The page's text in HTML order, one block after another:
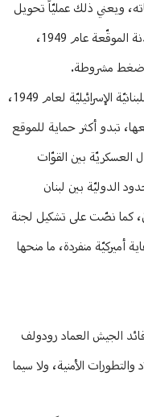
ويعني ذلك عمليّاً تحويل
الاحتلال من خرق للقانون الدوليّ، واتفاقيّة الهدنة الموقّعة عام 1949،
وفي مقارنة بين "اتفاق الإطار" واتفاقيّة الهدنة اللبنانيّة الإسرائيليّة لعام 1949،
تبدو أكثر حماية للموقع
العسكريّة بين القوّات
الدوليّة بين لبنان
كما نصّت على تشكيل لجنة
أميركيّة منفردة، ما منحها
قائد الجيش العماد رودولف
والتطورات الأمنية، ولا سيما